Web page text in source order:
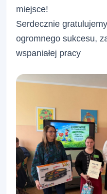
miejsce!
Serdecznie
ogromnego sukcesu,
wspaniałej pracy